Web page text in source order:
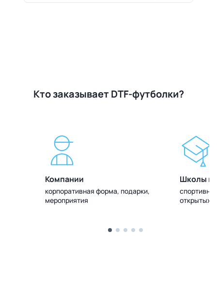
Кто заказывает DTF-футболки?
Компании
корпоративная форма, подарки,
мероприятия
Школы и
открытых